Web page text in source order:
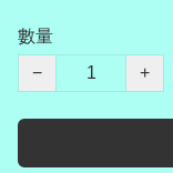
數量
−
+